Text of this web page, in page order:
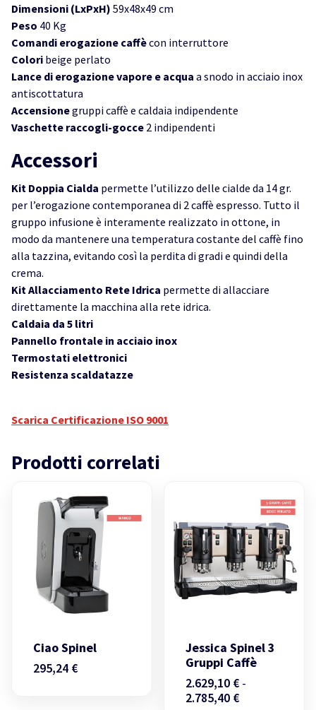
Dimensioni (LxPxH) 59x48x49 cm
Peso 40 Kg
Comandi erogazione caffècon interruttore
Colori beige perlato
Lance di erogazione vapore e acqua a snodo in acciaio inox
antiscottatura
Accensionegruppi caffè e caldaia indipendente
Vaschette raccogli-gocce 2 indipendenti
Accessori
Kit Doppia Cialda permette l’utilizzo delle cialde da 14 gr.
per l’erogazione contemporanea di 2 caffè espresso. Tutto il
gruppo infusione è interamente realizzato in ottone, in
modo da mantenere una temperatura costante del caffè fino
alla tazzina, evitando così la perdita di gradi e quindi della
crema.
Kit Allacciamento Rete Idrica permette di allacciare
direttamente la macchina alla rete idrica.
Caldaia da 5 litri
Pannello frontale in acciaio inox
Termostati elettronici
Resistenza scaldatazze
Scarica Certificazione ISO 9001
Prodotti correlati
Ciao Spinel
295,24 €
Jessica Spinel 3
Gruppi Caffè
2.629,10 € -
2.785,40 €Fascia